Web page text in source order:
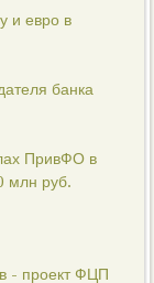
и евро в
банка
ПривФО в
млн руб.
- проект ФЦП